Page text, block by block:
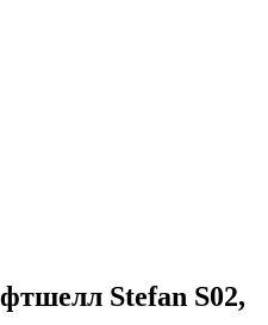
Stefan S02,